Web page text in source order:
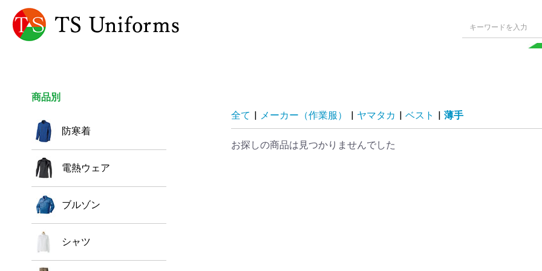
商品別
防寒着
電熱ウェア
ブルゾン
シャツ
全て | メーカー（作業服） | ヤマタカ | ベスト | 薄手
お探しの商品は見つかりませんでした